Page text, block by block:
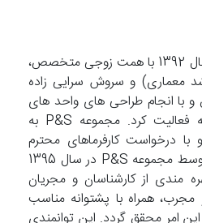
دفتر ساختمانی P&S در سال 1392 با همت زوجی متخصص،
معماری) و سروش سرایی زاده
با انجام طراحی های واحد های
مسکونی و تجاری آغاز به فعالیت کرد. مجموعه P&S به
درخواست کارفرماهای محترم
مبنی بر اجرای طراحی ها توسط مجموعه P&S در سال 1395
مندی از کارشناسان و مجریان
همراه با پشتوانه مناسب